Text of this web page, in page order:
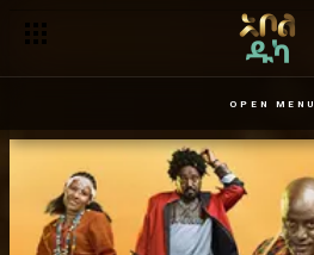
OPEN MENU
ታቦተ ጺዮንን ፍለጋ - ዮቶራዉያን